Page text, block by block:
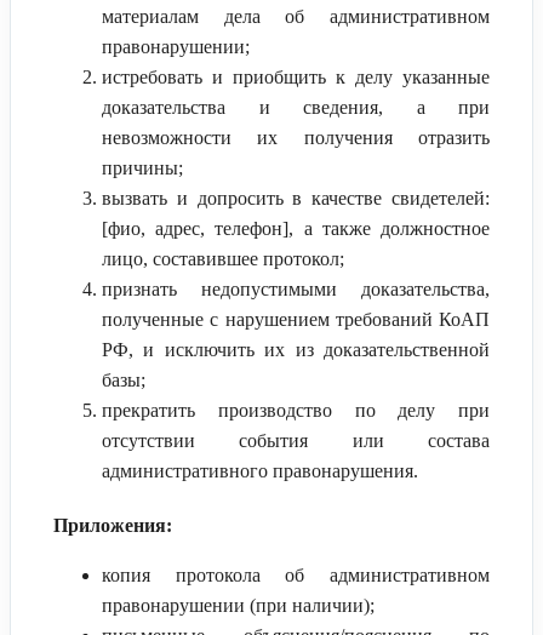
материалам дела об административном
правонарушении;
истребовать и приобщить к делу указанные
доказательства и сведения, а при
невозможности их получения отразить
причины;
вызвать и допросить в качестве свидетелей:
[фио, адрес, телефон], а также должностное
лицо, составившее протокол;
признать недопустимыми доказательства,
полученные с нарушением требований КоАП
РФ, и исключить их из доказательственной
базы;
прекратить производство по делу при
отсутствии события или состава
административного правонарушения.
Приложения:
копия протокола об административном
правонарушении (при наличии);